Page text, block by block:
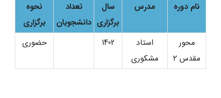
نام دوره مدرس
سال
برگزاری
تعداد
دانشجویان
نحوه
برگزاری
محور
مقدس ۲
استاد
مشکوری
1402 حضوری